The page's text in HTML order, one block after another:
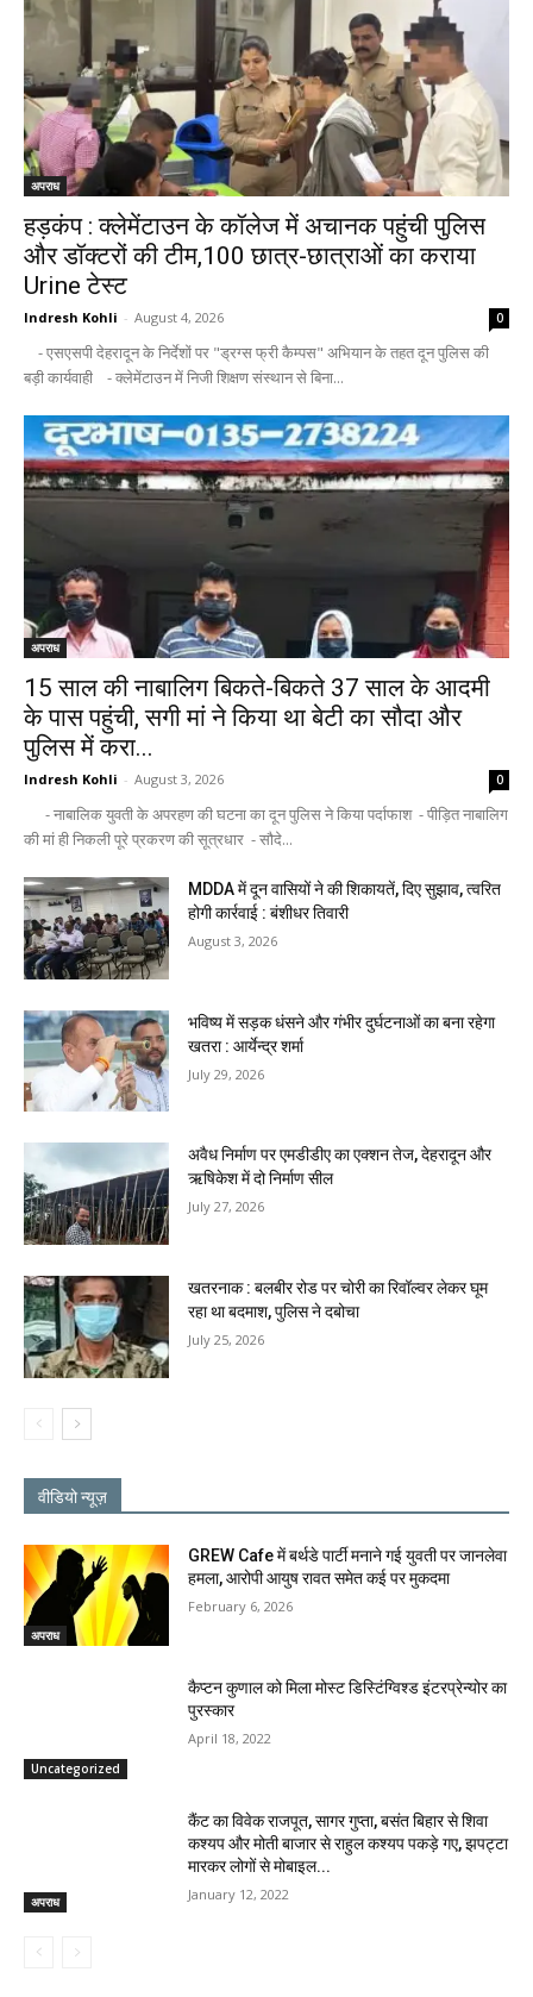
अपराध
हड़कंप : क्लेमेंटाउन के कॉलेज में अचानक पहुंची पुलिस
और डॉक्टरों की टीम,100 छात्र-छात्राओं का कराया
Urine टेस्ट
Indresh Kohli - August 4, 2026 0
- एसएसपी देहरादून के निर्देशों पर "ड्रग्स फ्री कैम्पस" अभियान के तहत दून पुलिस की
बड़ी कार्यवाही - क्लेमेंटाउन में निजी शिक्षण संस्थान से बिना...
अपराध
15 साल की नाबालिग बिकते-बिकते 37 साल के आदमी
के पास पहुंची, सगी मां ने किया था बेटी का सौदा और
पुलिस में करा...
Indresh Kohli - August 3, 2026 0
- नाबालिक युवती के अपरहण की घटना का दून पुलिस ने किया पर्दाफाश - पीड़ित नाबालिग
की मां ही निकली पूरे प्रकरण की सूत्रधार - सौदे...
MDDA में दून वासियों ने की शिकायतें, दिए सुझाव, त्वरित
होगी कार्रवाई : बंशीधर तिवारी
August 3, 2026
भविष्य में सड़क धंसने और गंभीर दुर्घटनाओं का बना रहेगा
खतरा : आर्येन्द्र शर्मा
July 29, 2026
अवैध निर्माण पर एमडीडीए का एक्शन तेज, देहरादून और
ऋषिकेश में दो निर्माण सील
July 27, 2026
खतरनाक : बलबीर रोड पर चोरी का रिवॉल्वर लेकर घूम
रहा था बदमाश, पुलिस ने दबोचा
July 25, 2026
वीडियो न्यूज़
अपराध
GREW Cafe में बर्थडे पार्टी मनाने गई युवती पर जानलेवा
हमला, आरोपी आयुष रावत समेत कई पर मुकदमा
February 6, 2026
Uncategorized
कैप्टन कुणाल को मिला मोस्ट डिस्टिंग्विश्ड इंटरप्रेन्योर का
पुरस्कार
April 18, 2022
अपराध
कैंट का विवेक राजपूत, सागर गुप्ता, बसंत बिहार से शिवा
कश्यप और मोती बाजार से राहुल कश्यप पकड़े गए, झपट्टा
मारकर लोगों से मोबाइल...
January 12, 2022